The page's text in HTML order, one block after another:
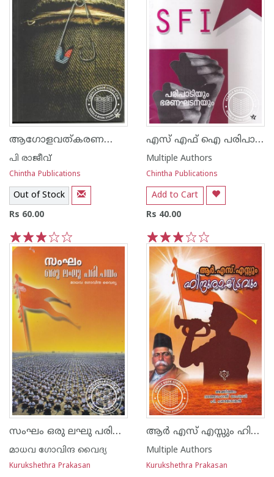
ആഗോളവത്കരണത്തിന്റെ കാമ്പസ്സ്
പി രാജീവ്
Chintha Publications
Out of Stock
Rs 60.00
5
4
3
2
1
എസ് എഫ് ഐ പരിപാടിയും ഭരണഘടനയും
Multiple Authors
Chintha Publications
Add to Cart
Rs 40.00
5
4
3
2
1
സംഘം ഒരു ലഘു പരിചയം
മാധവ ഗോവിന്ദ വൈദ്യ
Kurukshethra Prakasan
ആര്‍ എസ് എസ്സും ഹിന്ദുരാഷ്ട്രവും
Multiple Authors
Kurukshethra Prakasan